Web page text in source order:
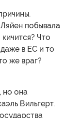
побывала
Что
в ЕС и то
же враг?
но она
Вильгерт.